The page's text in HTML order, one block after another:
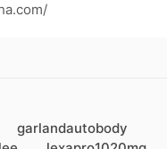
garlandautobody